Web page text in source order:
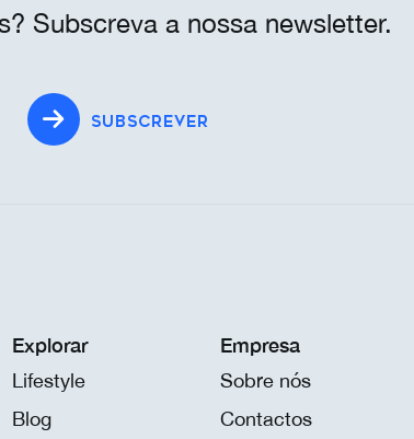
Subscreva a nossa newsletter.
SUBSCREVER
Explorar
Lifestyle
Blog
Empresa
Sobre nós
Contactos